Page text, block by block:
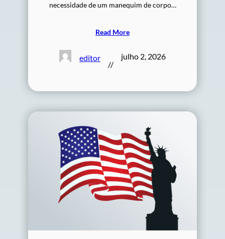
necessidade de um manequim de corpo…
Read More
editor
//
julho 2, 2026